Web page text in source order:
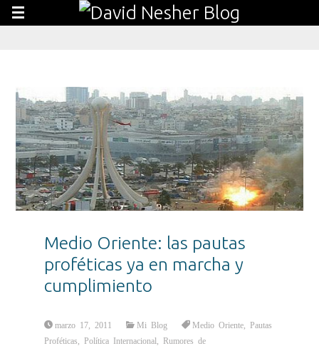
Medio Oriente: las pautas
proféticas ya en marcha y
cumplimiento
marzo 17, 2011 Mi Blog Medio Oriente
Pautas
Proféticas
Política Internacional
Rumores de